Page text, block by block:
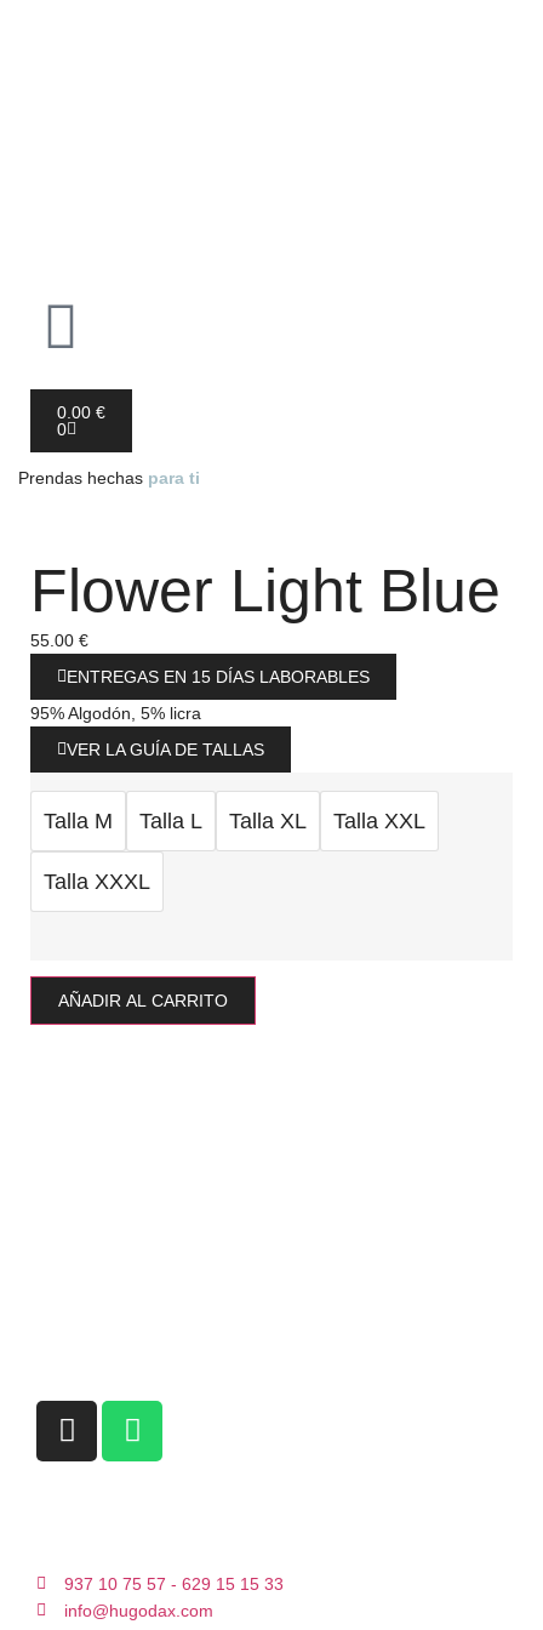
0.00 €
0
Prendas hechas para ti
Flower Light Blue
55.00 €
ENTREGAS EN 15 DÍAS LABORABLES
95% Algodón, 5% licra
VER LA GUÍA DE TALLAS
Talla M Talla L Talla XL Talla XXL
Talla XXXL
AÑADIR AL CARRITO
937 10 75 57 - 629 15 15 33
info@hugodax.com